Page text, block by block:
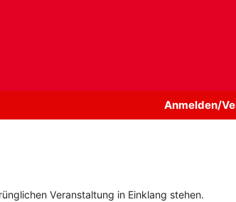
Anmelden/
Veranstaltung in Einklang stehen.